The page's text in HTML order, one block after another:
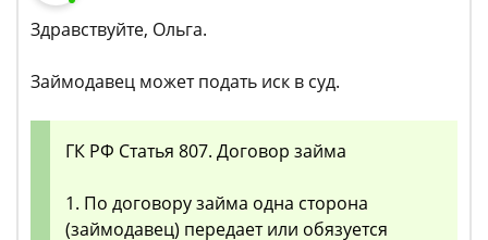
Здравствуйте, Ольга.
Займодавец может подать иск в суд.
ГК РФ Статья 807. Договор займа
1. По договору займа одна сторона
(займодавец) передает или обязуется